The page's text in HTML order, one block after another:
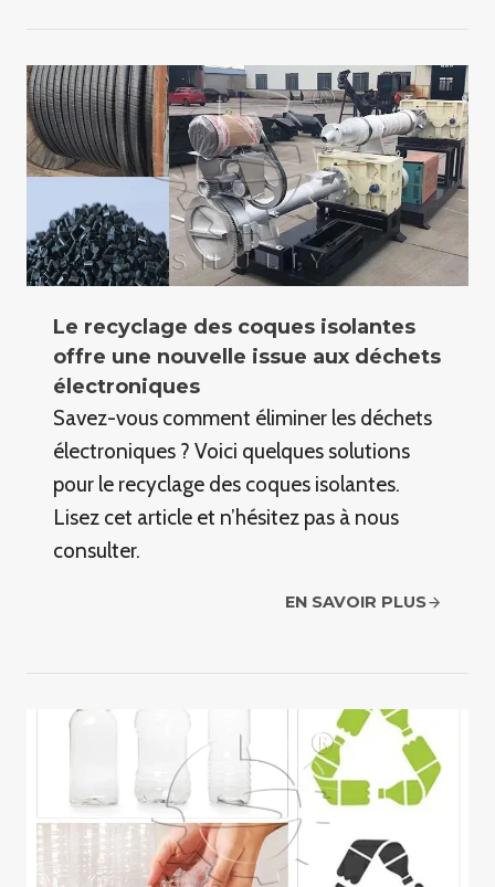
Le recyclage des coques isolantes
offre une nouvelle issue aux déchets
électroniques
Savez-vous comment éliminer les déchets
électroniques ? Voici quelques solutions
pour le recyclage des coques isolantes.
Lisez cet article et n’hésitez pas à nous
consulter.
EN SAVOIR PLUS